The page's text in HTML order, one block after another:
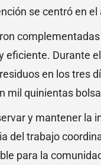
se centró en
eficiente. Durante
en los tres
mil quinientas
y mantener la
del trabajo
para la